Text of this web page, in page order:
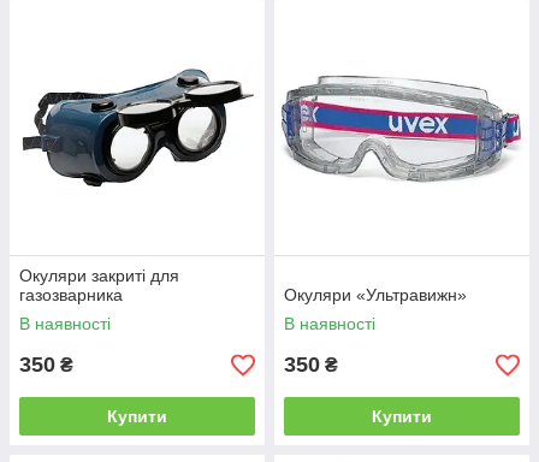
Окуляри закриті для
газозварника
В наявності
350 ₴
Купити
Окуляри «Ультравижн»
В наявності
350 ₴
Купити